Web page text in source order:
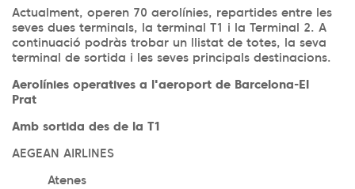
Actualment, operen 70 aerolínies, repartides entre les
seves dues terminals, la terminal T1 i la Terminal 2. A
continuació podràs trobar un llistat de totes, la seva
terminal de sortida i les seves principals destinacions.
Aerolínies operatives a l'aeroport de Barcelona-El
Prat
Amb sortida des de la T1
AEGEAN AIRLINES
Atenes